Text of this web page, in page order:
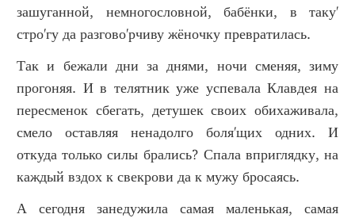
зашуганной, немногословной, бабёнки, в таку'
стро'гу да разгово'рчиву жёночку превратилась.
Так и бежали дни за днями, ночи сменяя, зиму
прогоняя. И в телятник уже успевала Клавдея на
пересменок сбегать, детушек своих обихаживала,
смело оставляя ненадолго боля'щих одних. И
откуда только силы брались? Спала вприглядку, на
каждый вздох к свекрови да к мужу бросаясь.
А сегодня занедужила самая маленькая, самая